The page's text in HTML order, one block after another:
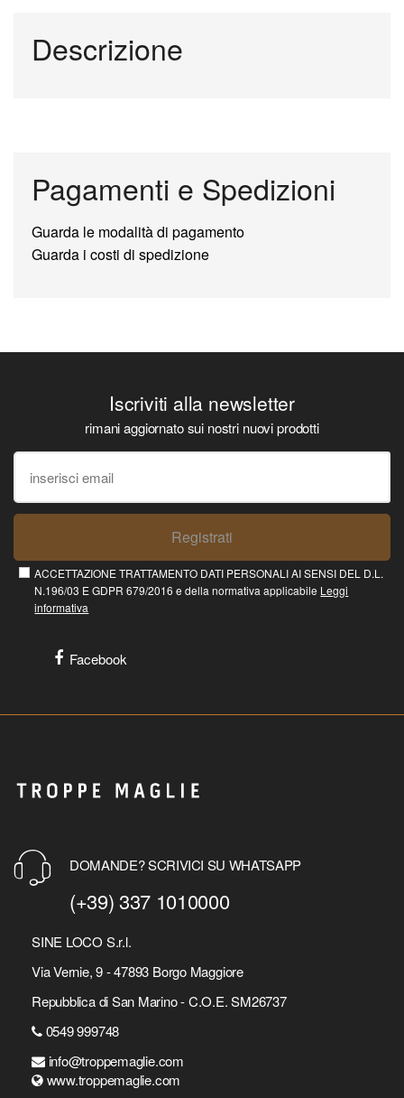
Descrizione
Pagamenti e Spedizioni
Guarda le modalità di pagamento
Guarda i costi di spedizione
Iscriviti alla newsletter
rimani aggiornato sui nostri nuovi prodotti
Registrati
ACCETTAZIONE TRATTAMENTO DATI PERSONALI AI SENSI DEL D.L.
N.196/03 E GDPR 679/2016 e della normativa applicabile Leggi
informativa
Facebook
DOMANDE? SCRIVICI SU WHATSAPP
(+39) 337 1010000
SINE LOCO S.r.l.
Via Vernie, 9 - 47893 Borgo Maggiore
Repubblica di San Marino - C.O.E. SM26737
0549 999748
info@troppemaglie.com
www.troppemaglie.com